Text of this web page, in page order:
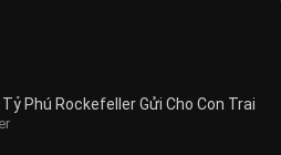
Phú Rockefeller Gửi Cho Con Trai